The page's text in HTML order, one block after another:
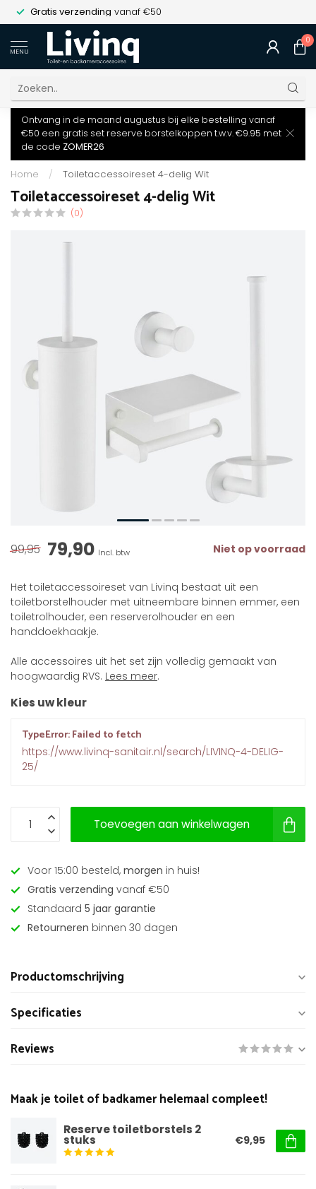
Gratis verzending vanaf €50
MENU
0
Ontvang in de maand augustus bij elke bestelling vanaf
€50 een gratis set reserve borstelkoppen t.w.v. €9.95 met
de code ZOMER26
Home / Toiletaccessoireset 4-delig Wit
Toiletaccessoireset 4-delig Wit
(0)
99,95 79,90 Incl. btw Niet op voorraad
Het toiletaccessoireset van Livinq bestaat uit een
toiletborstelhouder met uitneembare binnen emmer, een
toiletrolhouder, een reserverolhouder en een
handdoekhaakje.
Alle accessoires uit het set zijn volledig gemaakt van
hoogwaardig RVS. Lees meer.
Kies uw kleur
TypeError: Failed to fetch
https://www.livinq-sanitair.nl/search/LIVINQ-4-DELIG-
25/
Toevoegen aan winkelwagen
Voor 15:00 besteld, morgen in huis!
Gratis verzending vanaf €50
Standaard 5 jaar garantie
Retourneren binnen 30 dagen
Productomschrijving
Specificaties
Reviews
Maak je toilet of badkamer helemaal compleet!
Reserve toiletborstels 2
stuks €9,95